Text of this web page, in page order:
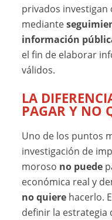
privados investigan
mediante
información
el fin de elaborar
válidos.
LA
PAGAR Y NO
Uno de los puntos
investigación de
moroso no puede
económica real y
no quiere hacerlo.
definir la estrategia